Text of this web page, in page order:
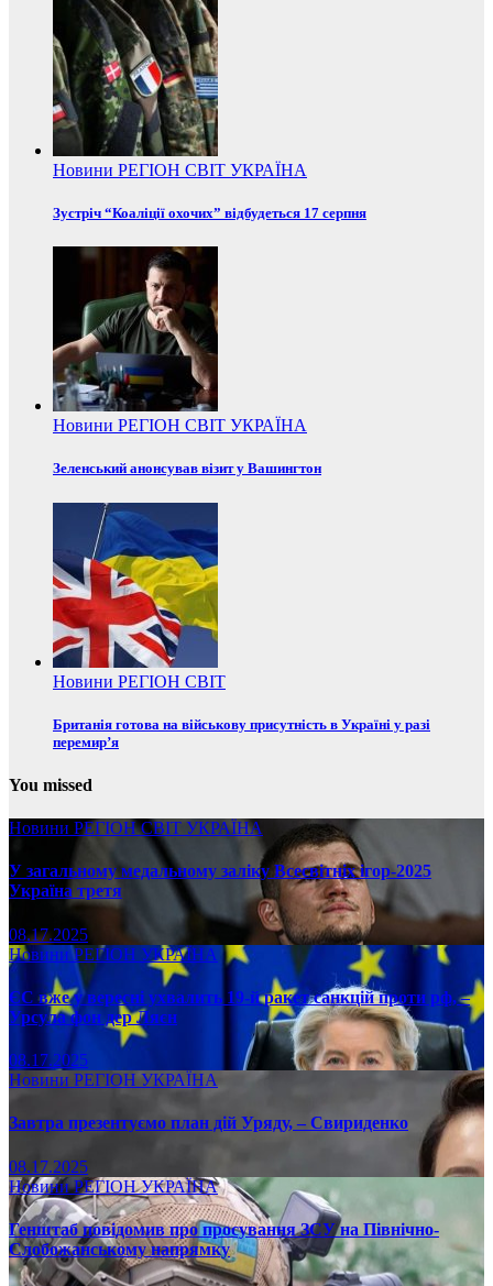
Новини РЕГІОН СВІТ УКРАЇНА
Зустріч “Коаліції охочих” відбудеться 17 серпня
Новини РЕГІОН СВІТ УКРАЇНА
Зеленський анонсував візит у Вашингтон
Новини РЕГІОН СВІТ
Британія готова на військову присутність в Україні у разі
перемир’я
You missed
Новини РЕГІОНСВІТ УКРАЇНА
У загальному медальному заліку Всесвітніх ігор-2025
Україна третя
08.17.2025
НовиниРЕГІОН УКРАЇНА
ЄС вже у вересні ухвалить 19-й ракет санкцій проти рф, –
Урсула фон дер Ляєн
08.17.2025
Новини РЕГІОН УКРАЇНА
Завтра презентуємо план дій Уряду, – Свириденко
08.17.2025
НовиниРЕГІОНУКРАЇНА
Генштаб повідомив про просування ЗСУ на Північно-
Слобожанському напрямку